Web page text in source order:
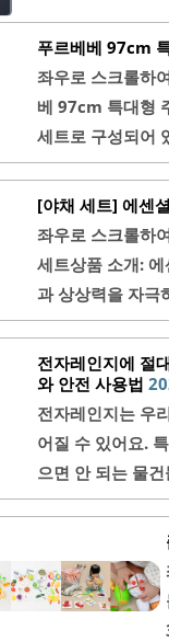
푸르베베 97cm
좌우로 스크롤하
베 97cm 특대형
세트로 구성되어
키우는 데 도움을
소품이 있어 여러
더욱 재미있게 놀
공합니다. 설치가
포함되어 있어 시
[야채 세트] 에센
좌우로 스크롤하
세트상품 소개:
과 상상력을 자극
며, 안전한 놀이
게 사용할 수 있
적입니다. 다양한
있습니다. 또한,
습니다.포장이 깔
객 서비스가 우수
든 부분이 부드럽
전자레인지에 절
와 안전 사용법
전자레인지는 우
어질 수 있어요.
으면 안 되는 물
위험이 있는 물건
호일 사용하면
레인지 내부에
내부를 손상시키
면에 닿으면 집